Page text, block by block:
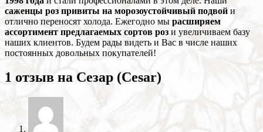
саженцы роз привиты на морозоустойчивый подвой и
отлично переносят холода. Ежегодно мы расширяем
ассортимент предлагаемых сортов роз и увеличиваем базу
наших клиентов. Будем рады видеть и Вас в числе наших
постоянных довольных покупателей!
1 отзыв на Сезар (Cesar)